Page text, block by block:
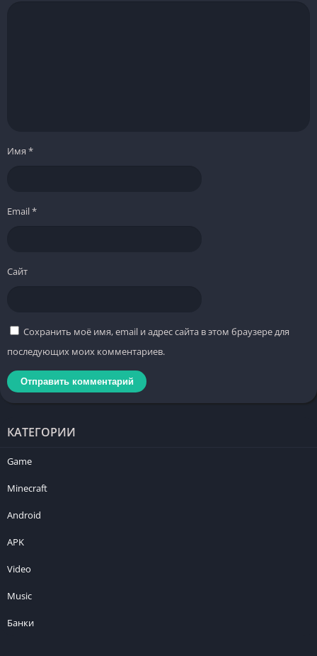
Имя *
Email*
Сайт
Сохранить моё имя, email и адрес сайта в этом браузере для
последующих моих комментариев.
КАТЕГОРИИ
Game
Minecraft
Android
APK
Video
Music
Банки